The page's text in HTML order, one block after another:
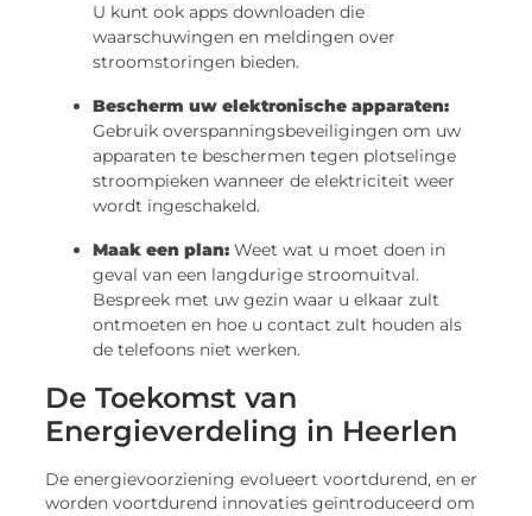
U kunt ook apps downloaden die
waarschuwingen en meldingen over
stroomstoringen bieden.
Bescherm uw elektronische apparaten:
Gebruik overspanningsbeveiligingen om uw
apparaten te beschermen tegen plotselinge
stroompieken wanneer de elektriciteit weer
wordt ingeschakeld.
Maak een plan: Weet wat u moet doen in
geval van een langdurige stroomuitval.
Bespreek met uw gezin waar u elkaar zult
ontmoeten en hoe u contact zult houden als
de telefoons niet werken.
De Toekomst van
Energieverdeling in Heerlen
De energievoorziening evolueert voortdurend, en er
worden voortdurend innovaties geïntroduceerd om